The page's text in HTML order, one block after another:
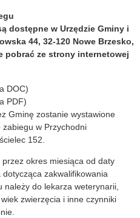
dostępne w Urzędzie Gminy i
44, 32-120 Nowe Brzesko,
pobrać ze strony internetowej
DOC)
PDF)
Gminę zostanie wystawione
w Przychodni
152.
okres miesiąca od daty
zakwalifikowania
do lekarza weterynarii,
zwierzęcia i inne czynniki